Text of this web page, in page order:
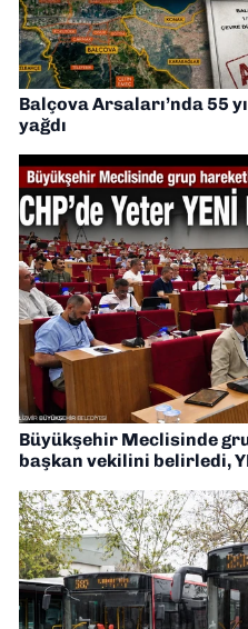
Balçova Arsaları’nda 55
yağdı
Büyükşehir Meclisinde
başkan vekilini belirledi,